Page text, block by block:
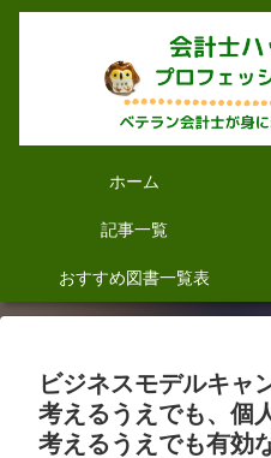
ホーム
記事一覧
おすすめ図書一覧表
ビジネスモデルキャ
考えるうえでも、個
考えるうえでも有効